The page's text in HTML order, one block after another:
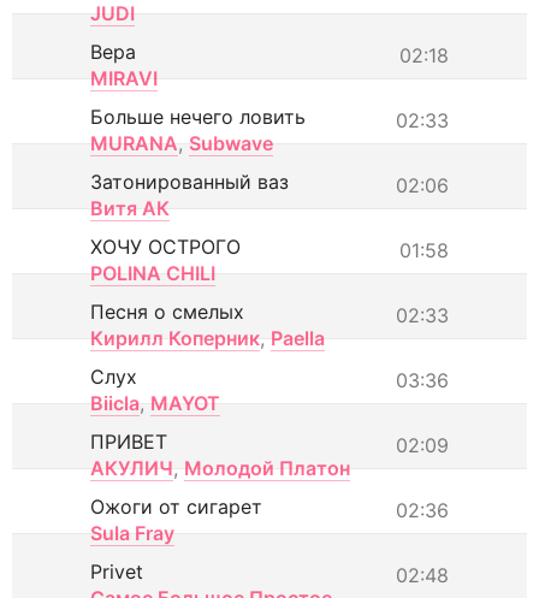
JUDI
02:18
Вера
MIRAVI
02:33
Больше нечего ловить
MURANA, Subwave
02:06
Затонированный ваз
Витя АК
01:58
ХОЧУ ОСТРОГО
POLINA CHILI
02:33
Песня о смелых
Кирилл Коперник, Paella
03:36
Слух
Biicla, MAYOT
02:09
ПРИВЕТ
АКУЛИЧ, Молодой Платон
02:36
Ожоги от сигарет
Sula Fray
02:48
Privet